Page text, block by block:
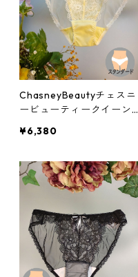
ChasneyBeautyチェスニ
ービューティークイーンシ
ー)：al313012ye
¥6,380